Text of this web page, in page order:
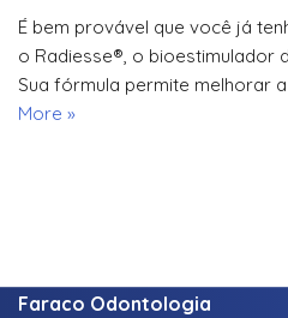
É bem provável que você já
o Radiesse®, o bioestimulador
Sua fórmula permite melhorar
More »
Faraco Odontologia